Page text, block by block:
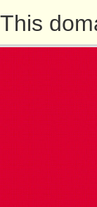
This